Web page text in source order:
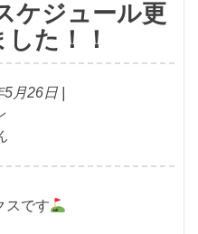
ケジュール更
た！！
5月26日
スです